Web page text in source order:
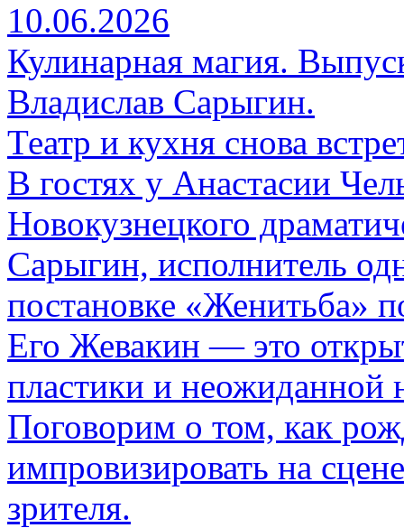
10.06.2026
Кулинарная магия.
Владислав Сарыгин.
Театр и кухня снова
В гостях у Анастасии
Новокузнецкого
Сарыгин, исполнитель
постановке «Женитьба»
Его Жевакин — это
пластики и неожиданной
Поговорим о том, как
импровизировать на
зрителя.